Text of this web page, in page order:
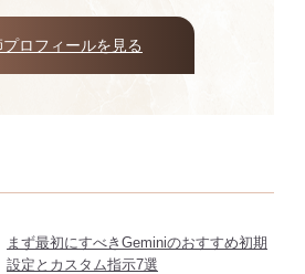
ロフィールを見る
まず最初にすべきGeminiのおすすめ初期
設定とカスタム指示7選